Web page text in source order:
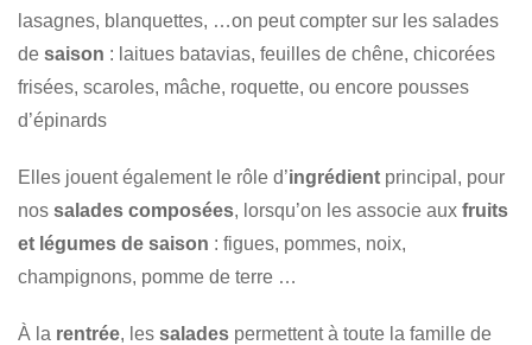
lasagnes, blanquettes, …on peut compter sur les salades
de saison : laitues batavias, feuilles de chêne, chicorées
frisées, scaroles, mâche, roquette, ou encore pousses
d’épinards
Elles jouent également le rôle d’ingrédient principal, pour
nos salades composées, lorsqu’on les associe aux fruits
et légumes de saison : figues, pommes, noix,
champignons, pomme de terre …
À la rentrée, les salades permettent à toute la famille de